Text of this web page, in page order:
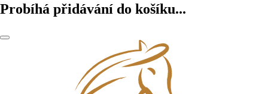
Probíhá přidávání do košíku...